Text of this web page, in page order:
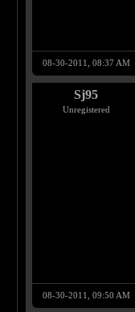
08-30-2011, 08:37 AM
Sj95
Unregistered
08-30-2011, 09:50 AM